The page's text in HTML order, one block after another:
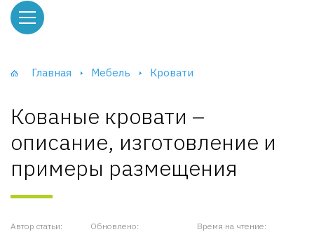
Главная Мебель Кровати
Кованые кровати –
описание, изготовление и
примеры размещения
Автор статьи: Обновлено: Время на чтение:
и тумбы